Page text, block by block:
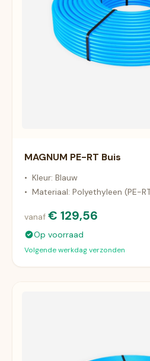
MAGNUM PE-RT Buis
• Kleur: Blauw
• Materiaal: Polyethyleen (PE-
vanaf € 129,56
Op voorraad
Volgende werkdag verzonden